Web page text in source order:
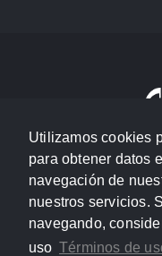
Utilizamos cookies
para obtener datos
navegación de
nuestros servicios.
navegando,
uso Términos de